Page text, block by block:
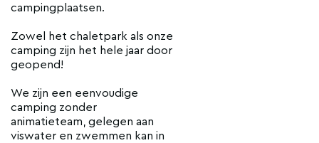
campingplaatsen.
Zowel het chaletpark als onze
camping zijn het hele jaar door
geopend!
We zijn een eenvoudige
camping zonder
animatieteam, gelegen aan
viswater en zwemmen kan in